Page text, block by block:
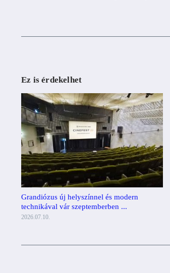
Ez is érdekelhet
Grandiózus új helyszínnel és modern
technikával vár szeptemberben ...
2026.07.10.